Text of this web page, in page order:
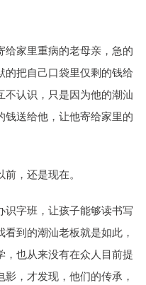
家里重病的老母亲，急的
的把自己口袋里仅剩的钱给
认识，只是因为他的潮汕
钱送给他，让他寄给家里的
，还是现在。
识字班，让孩子能够读书写
到的潮汕老板就是如此，
也从来没有在众人目前提
，才发现，他们的传承，